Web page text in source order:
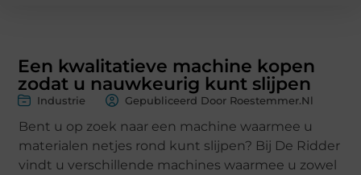
Een kwalitatieve machine kopen
zodat u nauwkeurig kunt slijpen
Industrie Gepubliceerd Door Roestemmer.nl
Bent u op zoek naar een machine waarmee u
materialen netjes rond kunt slijpen? Bij De Ridder
vindt u verschillende machines waarmee u zowel